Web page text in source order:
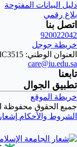
دليل البيانات المفتوحة
بلاغ رقمي
اتصل بنا
920022042
خريطة جوجل
العنوان الوطني: DMMC3515
care@iu.edu.sa
تابعنا
تطبيق الجوال
خريطة الموقع
جميع الحقوق محفوظة
الشروط والأحكام